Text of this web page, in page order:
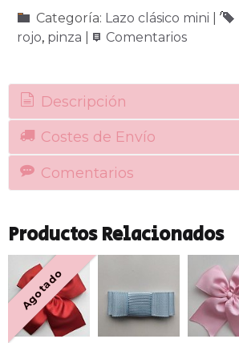
Categoría: Lazo clásico mini
rojo pinza Comentarios
Descripción
Costes de Envío
Comentarios
Productos Relacionados
Agotado